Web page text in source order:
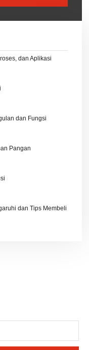
dan Aplikasi
dan Fungsi
Pangan
dan Tips Membeli